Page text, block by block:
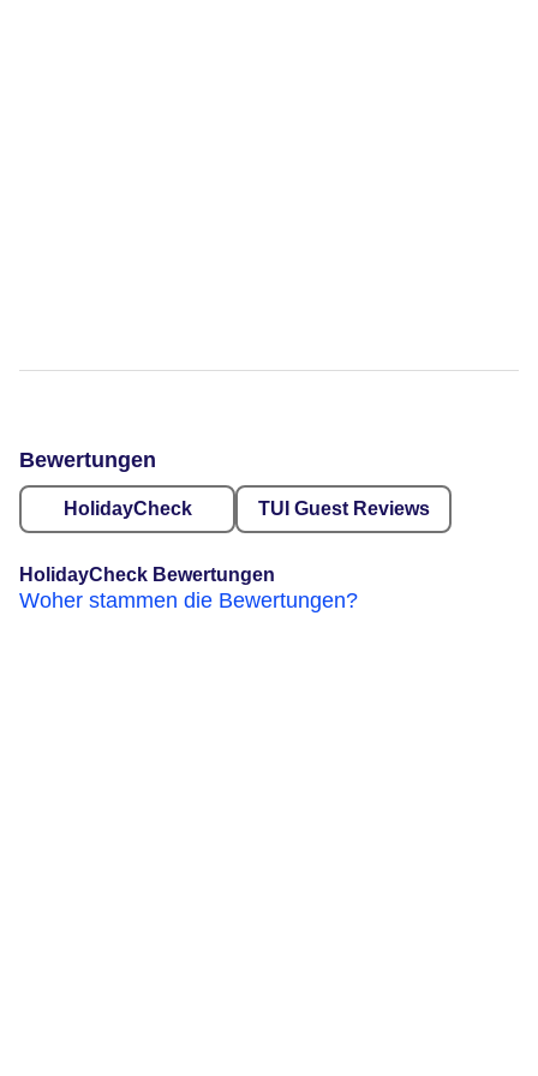
Bewertungen
HolidayCheck TUI Guest Reviews
HolidayCheck Bewertungen
Woher stammen die Bewertungen?